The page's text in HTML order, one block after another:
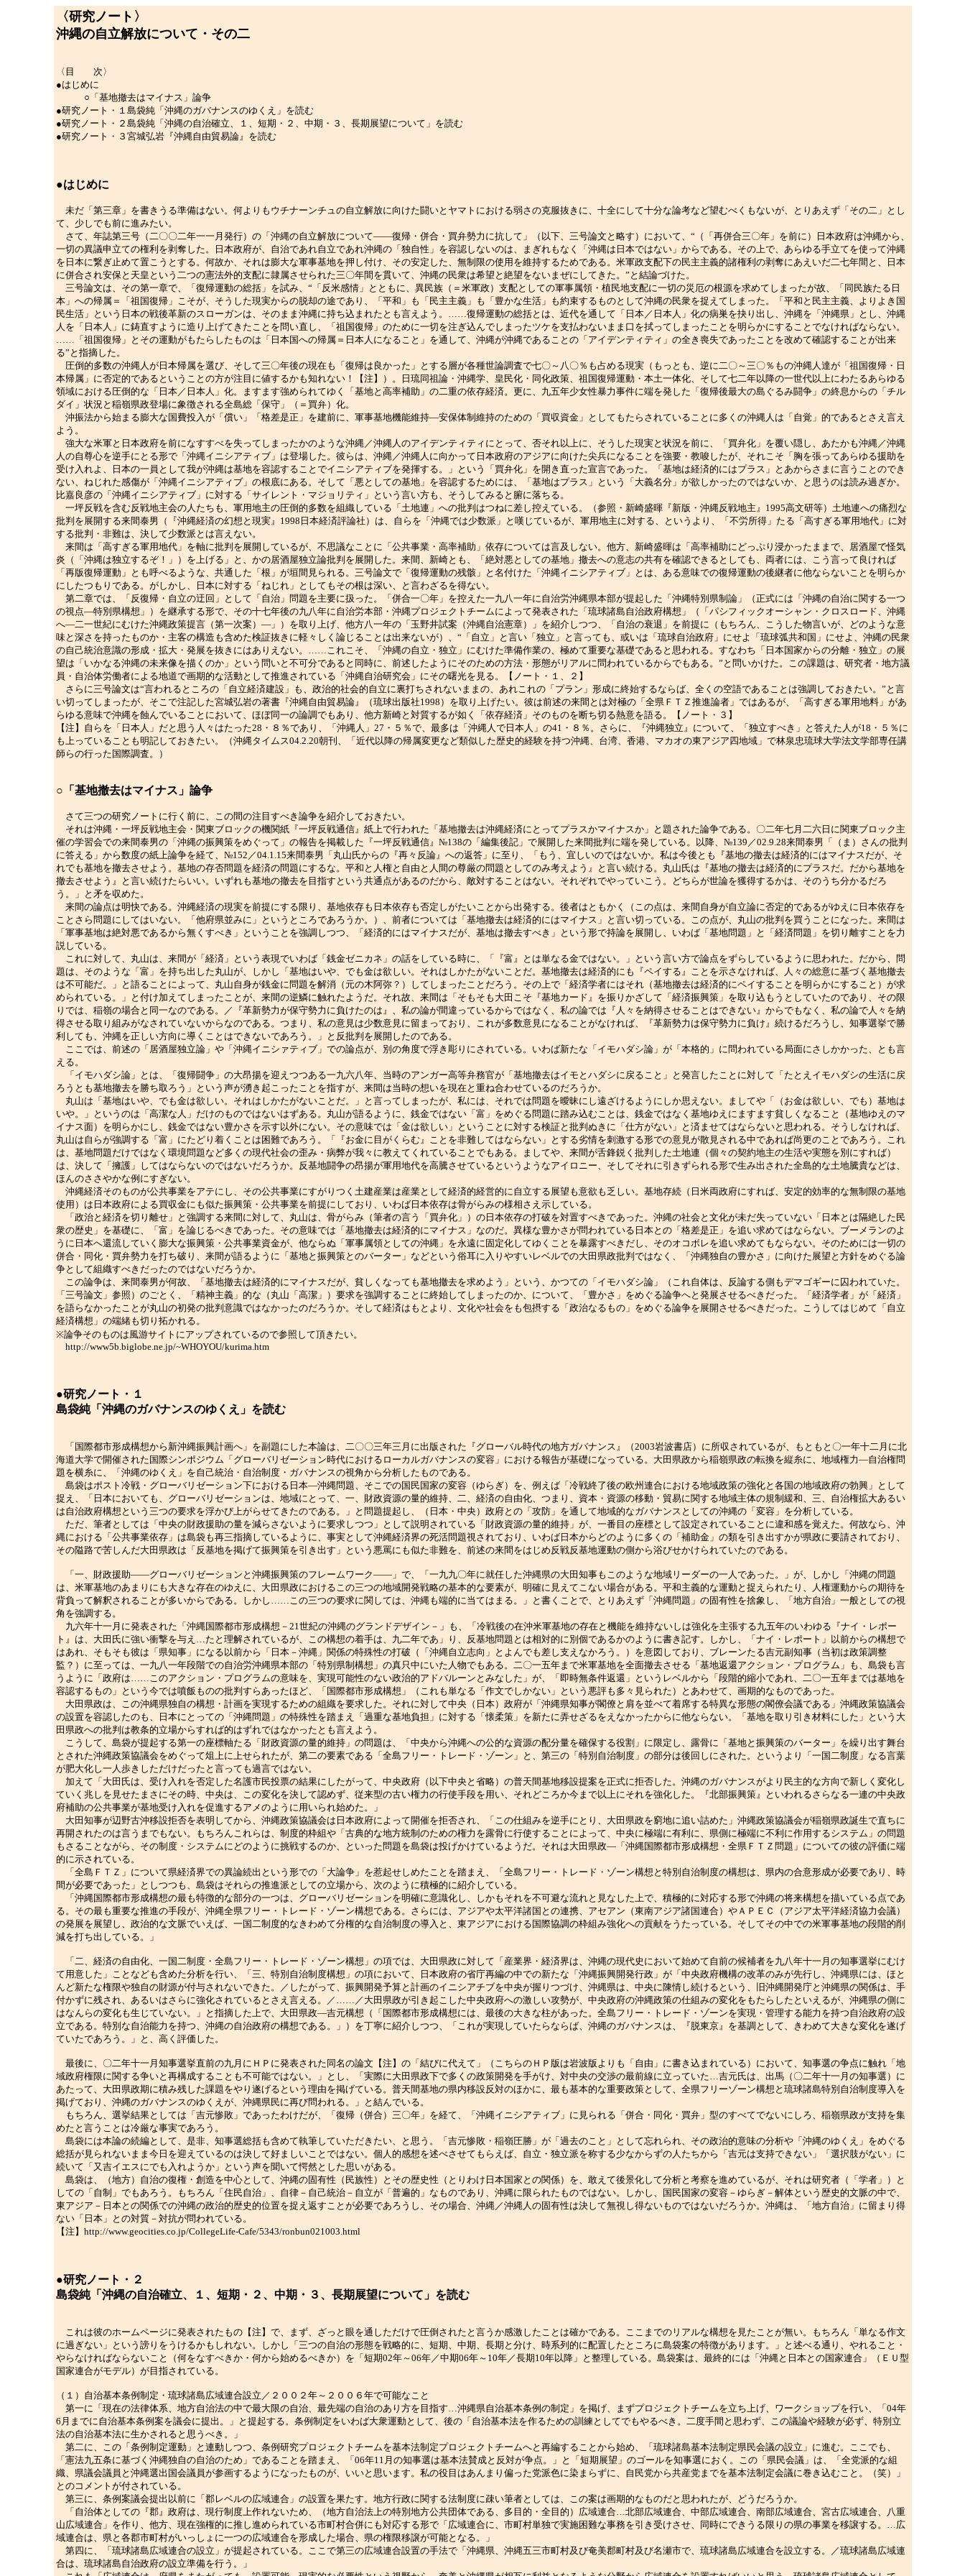
〈研究ノート〉
沖縄の自立解放について・その二
〈目 次〉
●はじめに
○「基地撤去はマイナス」論争
●研究ノート・１島袋純「沖縄のガバナンスのゆくえ」を読む
●研究ノート・２島袋純「沖縄の自治確立、１、短期・２、中期・３、長期展望について」を読む
●研究ノート・３宮城弘岩『沖縄自由貿易論』を読む
●はじめに
未だ「第三章」を書きうる準備はない。何よりもウチナーンチュの自立解放に向けた闘いとヤマトにおける弱さの克服抜きに、十全にして十分な論考など望むべくもないが、とりあえず「その二」とし
て、少しでも前に進みたい。
さて、年誌第三号（二〇〇二年一一月発行）の「沖縄の自立解放について――復帰・併合・買弁勢力に抗して」（以下、三号論文と略す）において、“（「再併合三〇年」を前に）日本政府は沖縄から、
一切の異議申立ての権利を剥奪した。日本政府が、自治であれ自立であれ沖縄の「独自性」を容認しないのは、まぎれもなく「沖縄は日本ではない」からである。その上で、あらゆる手立てを使って沖縄
を日本に繋ぎ止めて置こうとする。何故か、それは膨大な軍事基地を押し付け、その安定した、無制限の使用を維持するためである。米軍政支配下の民主主義的諸権利の剥奪にあえいだ二七年間と、日本
に併合され安保と天皇という二つの憲法外的支配に隷属させられた三〇年間を貫いて、沖縄の民衆は希望と絶望をないまぜにしてきた。”と結論づけた。
三号論文は、その第一章で、「復帰運動の総括」を試み、“「反米感情」とともに、異民族（＝米軍政）支配としての軍事属領・植民地支配に一切の災厄の根源を求めてしまったが故、「同民族たる日
本」への帰属＝「祖国復帰」こそが、そうした現実からの脱却の途であり、「平和」も「民主主義」も「豊かな生活」も約束するものとして沖縄の民衆を捉えてしまった。「平和と民主主義、よりよき国
民生活」という日本の戦後革新のスローガンは、そのまま沖縄に持ち込まれたとも言えよう。……復帰運動の総括とは、近代を通して「日本／日本人」化の病巣を抉り出し、沖縄を「沖縄県」とし、沖縄
人を「日本人」に鋳直すように造り上げてきたことを問い直し、「祖国復帰」のために一切を注ぎ込んでしまったツケを支払わないまま口を拭ってしまったことを明らかにすることでなければならない。
……「祖国復帰」とその運動がもたらしたものは「日本国への帰属＝日本人になること」を通して、沖縄が沖縄であることの「アイデンティティ」の全き喪失であったことを改めて確認することが出来
る”と指摘した。
圧倒的多数の沖縄人が日本帰属を選び、そして三〇年後の現在も「復帰は良かった」とする層が各種世論調査で七〇～八〇％も占める現実（もっとも、逆に二〇～三〇％もの沖縄人達が「祖国復帰・日
本帰属」に否定的であるということの方が注目に値するかも知れない！【注】）。日琉同祖論・沖縄学、皇民化・同化政策、祖国復帰運動・本土一体化、そして七二年以降の一世代以上にわたるあらゆる
領域における圧倒的な「日本／日本人」化。ますます強められてゆく「基地と高率補助」の二重の依存経済。更に、九五年少女性暴力事件に端を発した「復帰後最大の島ぐるみ闘争」の終息からの「チル
ダイ」状況と稲嶺県政登場に象徴される全島総「保守」（＝買弁）化。
沖振法から始まる膨大な国費投入が「償い」「格差是正」を建前に、軍事基地機能維持―安保体制維持のための「買収資金」としてもたらされていることに多くの沖縄人は「自覚」的であるとさえ言え
よう。
強大な米軍と日本政府を前になすすべを失ってしまったかのような沖縄／沖縄人のアイデンティティにとって、否それ以上に、そうした現実と状況を前に、「買弁化」を覆い隠し、あたかも沖縄／沖縄
人の自尊心を逆手にとる形で「沖縄イニシアティブ」は登場した。彼らは、沖縄／沖縄人に向かって日本政府のアジアに向けた尖兵になることを強要・教唆したが、それこそ「胸を張ってあらゆる援助を
受け入れよ、日本の一員として我が沖縄は基地を容認することでイニシアティブを発揮する。」という「買弁化」を開き直った宣言であった。「基地は経済的にはプラス」とあからさまに言うことのでき
ない、ねじれた感傷が「沖縄イニシアティブ」の根底にある。そして「悪としての基地」を容認するためには、「基地はプラス」という「大義名分」が欲しかったのではないか、と思うのは読み過ぎか。
比嘉良彦の「沖縄イニシアティブ」に対する「サイレント・マジョリティ」という言い方も、そうしてみると腑に落ちる。
一坪反戦を含む反戦地主会の人たちも、軍用地主の圧倒的多数を組織している「土地連」への批判はつねに差し控えている。（参照・新崎盛暉『新版・沖縄反戦地主』1995高文研等）土地連への痛烈な
批判を展開する来間泰男（『沖縄経済の幻想と現実』1998日本経済評論社）は、自らを「沖縄では少数派」と嘆じているが、軍用地主に対する、というより、「不労所得」たる「高すぎる軍用地代」に対
する批判・非難は、決して少数派とは言えない。
来間は「高すぎる軍用地代」を軸に批判を展開しているが、不思議なことに「公共事業・高率補助」依存については言及しない。他方、新崎盛暉は「高率補助にどっぷり浸かったままで、居酒屋で怪気
炎（「沖縄は独立するぞ！」）を上げる」と、かの居酒屋独立論批判を展開した。来間、新崎とも、「絶対悪としての基地」撤去への意志の共有を確認できるとしても、両者には、こう言って良ければ
「再版復帰運動」とも呼べるような、共通した「根」が垣間見られる。三号論文で「復帰運動の残骸」と名付けた「沖縄イニシアティブ」とは、ある意味での復帰運動の後継者に他ならないことを明らか
にしたつもりである。がしかし、日本に対する「ねじれ」としてもその根は深い、と言わざるを得ない。
第二章では、「反復帰・自立の迂回」として「自治」問題を主要に扱った。「併合一〇年」を控えた一九八一年に自治労沖縄県本部が提起した「沖縄特別県制論」（正式には「沖縄の自治に関する一つ
の視点―特別県構想」）を継承する形で、その十七年後の九八年に自治労本部・沖縄プロジェクトチームによって発表された「琉球諸島自治政府構想」（「パシフィックオーシャン・クロスロード、沖縄
へ―二一世紀にむけた沖縄政策提言（第一次案）―」）を取り上げ、他方八一年の「玉野井試案（沖縄自治憲章）」を紹介しつつ、「自治の衰退」を前提に（もちろん、こうした物言いが、どのような意
味と深さを持ったものか・主客の構造も含めた検証抜きに軽々しく論じることは出来ないが）、“「自立」と言い「独立」と言っても、或いは「琉球自治政府」にせよ「琉球弧共和国」にせよ、沖縄の民衆
の自己統治意識の形成・拡大・発展を抜きにはありえない。……これこそ、「沖縄の自立・独立」にむけた準備作業の、極めて重要な基礎であると思われる。すなわち「日本国家からの分離・独立」の展
望は「いかなる沖縄の未来像を描くのか」という問いと不可分であると同時に、前述したようにそのための方法・形態がリアルに問われているからでもある。”と問いかけた。この課題は、研究者・地方議
員・自治体労働者による地道で画期的な活動として推進されている「沖縄自治研究会」にその曙光を見る。【ノート・１、２】
さらに三号論文は“言われるところの「自立経済建設」も、政治的社会的自立に裏打ちされないままの、あれこれの「プラン」形成に終始するならば、全くの空語であることは強調しておきたい。”と言
い切ってしまったが、そこで注記した宮城弘岩の著書『沖縄自由貿易論』（琉球出版社1998）を取り上げたい。彼は前述の来間とは対極の「全県ＦＴＺ推進論者」ではあるが、「高すぎる軍用地料」があ
らゆる意味で沖縄を蝕んでいることにおいて、ほぼ同一の論調でもあり、他方新崎と対質するが如く「依存経済」そのものを断ち切る熱意を語る。【ノート・３】
【注】自らを「日本人」だと思う人々はたった28・８％であり、「沖縄人」27・５％で、最多は「沖縄人で日本人」の41・８％。さらに、『沖縄独立』について、「独立すべき」と答えた人が18・５％に
も上っていることも明記しておきたい。（沖縄タイムス04.2.20朝刊、「近代以降の帰属変更など類似した歴史的経験を持つ沖縄、台湾、香港、マカオの東アジア四地域」で林泉忠琉球大学法文学部専任講
師らの行った国際調査。）
○「基地撤去はマイナス」論争
さて三つの研究ノートに行く前に、この間の注目すべき論争を紹介しておきたい。
それは沖縄・一坪反戦地主会・関東ブロックの機関紙『一坪反戦通信』紙上で行われた「基地撤去は沖縄経済にとってプラスかマイナスか」と題された論争である。〇二年七月二六日に関東ブロック主
催の学習会での来間泰男の「沖縄の振興策をめぐって」の報告を掲載した『一坪反戦通信』№138の「編集後記」で展開した来間批判に端を発している。以降、№139／02.9.28来間泰男「（ま）さんの批判
に答える」から数度の紙上論争を経て、№152／04.1.15来間泰男「丸山氏からの『再々反論』への返答」に至り、「もう、宜しいのではないか。私は今後とも『基地の撤去は経済的にはマイナスだが、そ
れでも基地を撤去させよう。基地の存否問題を経済の問題にするな。平和と人権と自由と人間の尊厳の問題としてのみ考えよう』と言い続ける。丸山氏は『基地の撤去は経済的にプラスだ。だから基地を
撤去させよう』と言い続けたらいい。いずれも基地の撤去を目指すという共通点があるのだから、敵対することはない。それぞれでやっていこう。どちらが世論を獲得するかは、そのうち分かるだろ
う。」と矛を収めた。
来間の論点は明快である。沖縄経済の現実を前提にする限り、基地依存も日本依存も否定しがたいことから出発する。後者はともかく（この点は、来間自身が自立論に否定的であるがゆえに日本依存を
ことさら問題にしてはいない。「他府県並みに」というところであろうか。）、前者については「基地撤去は経済的にはマイナス」と言い切っている。この点が、丸山の批判を買うことになった。来間は
「軍事基地は絶対悪であるから無くすべき」ということを強調しつつ、「経済的にはマイナスだが、基地は撤去すべき」という形で持論を展開し、いわば「基地問題」と「経済問題」を切り離すことを力
説している。
これに対して、丸山は、来間が「経済」という表現でいわば「銭金ゼニカネ」の話をしている時に、「『富』とは単なる金ではない。」という言い方で論点をずらしているように思われた。だから、問
題は、そのような「富」を持ち出した丸山が、しかし「基地はいや、でも金は欲しい。それはしかたがないことだ。基地撤去は経済的にも『ペイする』ことを示さなければ、人々の総意に基づく基地撤去
は不可能だ。」と語ることによって、丸山自身が銭金に問題を解消（元の木阿弥？）してしまったことだろう。その上で「経済学者にはそれ（基地撤去は経済的にペイすることを明らかにすること）が求
められている。」と付け加えてしまったことが、来間の逆鱗に触れたようだ。それ故、来間は「そもそも大田こそ『基地カード』を振りかざして「経済振興策」を取り込もうとしていたのであり、その限
りでは、稲嶺の場合と同一なのである。／『革新勢力が保守勢力に負けたのは』、私の論が間違っているからではなく、私の論では『人々を納得させることはできない』からでもなく、私の論で人々を納
得させる取り組みがなされていないからなのである。つまり、私の意見は少数意見に留まっており、これが多数意見になることがなければ、『革新勢力は保守勢力に負け』続けるだろうし、知事選挙で勝
利しても、沖縄を正しい方向に導くことはできないであろう。」と反批判を展開したのである。
ここでは、前述の「居酒屋独立論」や「沖縄イニシァティブ」での論点が、別の角度で浮き彫りにされている。いわば新たな「イモハダシ論」が「本格的」に問われている局面にさしかかった、とも言
える。
「イモハダシ論」とは、「復帰闘争」の大昂揚を迎えつつある一九六八年、当時のアンガー高等弁務官が「基地撤去はイモとハダシに戻ること」と発言したことに対して「たとえイモハダシの生活に戻
ろうとも基地撤去を勝ち取ろう」という声が湧き起こったことを指すが、来間は当時の想いを現在と重ね合わせているのだろうか。
丸山は「基地はいや、でも金は欲しい。それはしかたがないことだ。」と言ってしまったが、私には、それでは問題を曖昧にし遠ざけるようにしか思えない。ましてや「（お金は欲しい、でも）基地は
いや。」というのは「高潔な人」だけのものではないはずある。丸山が語るように、銭金ではない「富」をめぐる問題に踏み込むことは、銭金ではなく基地ゆえにますます貧しくなること（基地ゆえのマ
イナス面）を明らかにし、銭金ではない豊かさを示す以外にない。その意味では「金は欲しい」ということに対する検証と批判ぬきに「仕方がない」と済ませてはならないと思われる。そうしなければ、
丸山は自らが強調する「富」にたどり着くことは困難であろう。「『お金に目がくらむ』ことを非難してはならない」とする劣情を刺激する形での意見が散見される中であれば尚更のことであろう。これ
は、基地問題だけではなく環境問題など多くの現代社会の歪み・病弊が我々に教えてくれていることでもある。ましてや、来間が舌鋒鋭く批判した土地連（個々の契約地主の生活や実態を別にすれば）
は、決して「擁護」してはならないのではないだろうか。反基地闘争の昂揚が軍用地代を高騰させているというようなアイロニー、そしてそれに引きずられる形で生み出された全島的な土地騰貴などは、
ほんのささやかな例にすぎない。
沖縄経済そのものが公共事業をアテにし、その公共事業にすがりつく土建産業は産業として経済的経営的に自立する展望も意欲も乏しい。基地存続（日米両政府にすれば、安定的効率的な無制限の基地
使用）は日本政府による買収金にも似た振興策・公共事業を前提にしており、いわば日本依存は骨がらみの様相さえ示している。
「政治と経済を切り離せ」と強調する来間に対して、丸山は、骨がらみ（筆者の言う「買弁化」）の日本依存の打破を対置すべきであった。沖縄の社会と文化が未だ失っていない「日本とは隔絶した民
衆の歴史」を基礎に、「富」を論じるべきであった。その意味では「基地撤去は経済的にマイナス」なのだ。異様な豊かさが問われている日本との「格差是正」を追い求めてはならない。ブーメランのよ
うに日本へ還流していく膨大な振興策・公共事業資金が、他ならぬ「軍事属領としての沖縄」を永遠に固定化してゆくことを暴露すべきだし、そのオコボレを追い求めてもならない。そのためには一切の
併合・同化・買弁勢力を打ち破り、来間が語るように「基地と振興策とのバーター」などという俗耳に入りやすいレベルでの大田県政批判ではなく、「沖縄独自の豊かさ」に向けた展望と方針をめぐる論
争として組織すべきだったのではないだろうか。
この論争は、来間泰男が何故、「基地撤去は経済的にマイナスだが、貧しくなっても基地撤去を求めよう」という、かつての「イモハダシ論」（これ自体は、反論する側もデマゴギーに囚われていた。
「三号論文」参照）のごとく、「精神主義」的な（丸山「高潔」）要求を強調することに終始してしまったのか、について、「豊かさ」をめぐる論争へと発展させるべきだった。「経済学者」が「経済」
を語らなかったことが丸山の初発の批判意識ではなかったのだろうか。そして経済はもとより、文化や社会をも包摂する「政治なるもの」をめぐる論争を展開させるべきだった。こうしてはじめて「自立
経済構想」の端緒も切り拓かれる。
※論争そのものは風游サイトにアップされているので参照して頂きたい。
http://www5b.biglobe.ne.jp/~WHOYOU/kurima.htm
●研究ノート・１
島袋純「沖縄のガバナンスのゆくえ」を読む
「国際都市形成構想から新沖縄振興計画へ」を副題にした本論は、二〇〇三年三月に出版された『グローバル時代の地方ガバナンス』（2003岩波書店）に所収されているが、もともと〇一年十二月に北
海道大学で開催された国際シンポジウム「グローバリゼーション時代におけるローカルガバナンスの変容」における報告が基礎になっている。大田県政から稲嶺県政の転換を縦糸に、地域権力―自治権問
題を横糸に、「沖縄のゆくえ」を自己統治・自治制度・ガバナンスの視角から分析したものである。
島袋はポスト冷戦・グローバリゼーション下における日本―沖縄問題、そこでの国民国家の変容（ゆらぎ）を、例えば「冷戦終了後の欧州連合における地域政策の強化と各国の地域政府の勃興」として
捉え、「日本においても、グローバリゼーションは、地域にとって、一、財政資源の量的維持、二、経済の自由化、つまり、資本・資源の移動・貿易に関する地域主体の規制緩和、三、自治権拡大あるい
は自治政府構想という三つの要求を浮かび上がらせてきたのである。」と問題提起し、（日本・中央）政府との「攻防」を通して地域的なガバナンスとしての沖縄の「変容」を分析している。
ただ、筆者としては「中央の財政援助の量を減らさないように要求しつつ」として説明されている「財政資源の量的維持」が、一番目の座標として設定されていることに違和感を覚えた。何故なら、沖
縄における「公共事業依存」は島袋も再三指摘しているように、事実として沖縄経済界の死活問題視されており、いわば日本からどのように多くの「補助金」の類を引き出すかが県政に要請されており、
その隘路で苦しんだ大田県政は「反基地を掲げて振興策を引き出す」という悪罵にも似た非難を、前述の来間をはじめ反戦反基地運動の側から浴びせかけられていたのである。
「一、財政援助――グローバリゼーションと沖縄振興策のフレームワーク――」で、「一九九〇年に就任した沖縄県の大田知事もこのような地域リーダーの一人であった。」が、しかし「沖縄の問題
は、米軍基地のあまりにも大きな存在のゆえに、大田県政におけるこの三つの地域開発戦略の基本的な要素が、明確に見えてこない場合がある。平和主義的な運動と捉えられたり、人権運動からの期待を
背負って解釈されることが多いからである。しかし……この三つの要求に関しては、沖縄も端的に当てはまる。」と書くことで、とりあえず「沖縄問題」の固有性を捨象し、「地方自治」一般としての視
角を強調する。
九六年十一月に発表された「沖縄国際都市形成構想－21世紀の沖縄のグランドデザイン－」も、「冷戦後の在沖米軍基地の存在と機能を維持ないしは強化を主張する九五年のいわゆる『ナイ・レポー
ト』は、大田氏に強い衝撃を与え…たと理解されているが、この構想の着手は、九二年であ」り、反基地問題とは相対的に別個であるかのように書き記す。しかし、「ナイ・レポート」以前からの構想で
はあれ、そもそも彼は「県知事」になる以前から「日本－沖縄」関係の特殊性の打破（「沖縄自立志向」とよんでも差し支えなかろう。）を意図しており、ブレーンたる吉元副知事（当初は政策調整
監？）に至っては、一九八一年段階での自治労沖縄県本部の「特別県制構想」の真只中にいた人物でもある。二〇一五年まで米軍基地を全面撤去させる「基地返還アクション・プログラム」も、島袋も言
うように「政府は……このアクション・プログラムの意味を、実現可能性のない政治的アドバルーンとみなした」が、「即時無条件返還」というレベルから「段階的縮小であれ、二〇一五年までは基地を
容認するもの」という今では噴飯ものの批判すらあったほど、「国際都市形成構想」（これも単なる「作文でしかない」という悪評も多々見られた）とあわせて、画期的なものであった。
大田県政は、この沖縄県独自の構想・計画を実現するための組織を要求した。それに対して中央（日本）政府が「沖縄県知事が閣僚と肩を並べて着席する特異な形態の閣僚会議である」沖縄政策協議会
の設置を容認したのも、日本にとっての「沖縄問題」の特殊性を踏まえ「過重な基地負担」に対する「懐柔策」を新たに弄せざるをえなかったからに他ならない。「基地を取り引き材料にした」という大
田県政への批判は教条的立場からすれば的はずれではなかったとも言えよう。
こうして、島袋が提起する第一の座標軸たる「財政資源の量的維持」の問題は、「中央から沖縄への公的な資源の配分量を確保する役割」に限定し、露骨に「基地と振興策のバーター」を繰り出す舞台
とされた沖縄政策協議会をめぐって俎上に上せられたが、第二の要素である「全島フリー・トレード・ゾーン」と、第三の「特別自治制度」の部分は後回しにされた。というより「一国二制度」なる言葉
が肥大化し一人歩きしただけだったと言っても過言ではない。
加えて「大田氏は、受け入れを否定した名護市民投票の結果にしたがって、中央政府（以下中央と省略）の普天間基地移設提案を正式に拒否した。沖縄のガバナンスがより民主的な方向で新しく変化し
ていく兆しを見せたまさにその時、中央は、この変化を決して認めず、従来型の古い権力の行使手段を用い、それどころか今まで以上にそれを強化した。『北部振興策』といわれるさらなる一連の中央政
府補助の公共事業が基地受け入れを促進するアメのように用いられ始めた。」
大田知事が辺野古沖移設拒否を表明してから、沖縄政策協議会は日本政府によって開催を拒否され、「この仕組みを逆手にとり、大田県政を窮地に追い詰めた」沖縄政策協議会が稲嶺県政誕生で直ちに
再開されたのは言うまでもない。もちろんこれらは、制度的枠組や「古典的な地方統制のための権力を露骨に行使することによって、中央に極端に有利に、県側に極端に不利に作用するシステム」の問題
もさることながら、その制度・システムにどのように挑戦するのか、といった問題を島袋は投げかけているようだ。それは大田県政―「沖縄国際都市形成構想・全県ＦＴＺ問題」についての彼の評価に端
的に示されている。
「全島ＦＴＺ」について県経済界での異論続出という形での「大論争」を惹起せしめたことを踏まえ、「全島フリー・トレード・ゾーン構想と特別自治制度の構想は、県内の合意形成が必要であり、時
間が必要であった」としつつも、島袋はそれらの推進派としての立場から、次のように積極的に紹介している。
「沖縄国際都市形成構想の最も特徴的な部分の一つは、グローバリゼーションを明確に意識化し、しかもそれを不可避な流れと見なした上で、積極的に対応する形で沖縄の将来構想を描いている点であ
る。その最も重要な推進の手段が、沖縄全県フリー・トレード・ゾーン構想である。さらには、アジアや太平洋諸国との連携、アセアン（東南アジア諸国連合）やＡＰＥＣ（アジア太平洋経済協力会議）
の発展を展望し、政治的な文脈でいえば、一国二制度的なきわめて分権的な自治制度の導入と、東アジアにおける国際協調の枠組み強化への貢献をうたっている。そしてその中での米軍事基地の段階的削
減を打ち出している。」
「二、経済の自由化、一国二制度・全島フリー・トレード・ゾーン構想」の項では、大田県政に対して「産業界・経済界は、沖縄の現代史において始めて自前の候補者を九八年十一月の知事選挙にむけ
て用意した」ことなども含めた分析を行い、「三、特別自治制度構想」の項において、日本政府の省庁再編の中での新たな「沖縄振興開発行政」が「中央政府機構の改革のみが先行し、沖縄県には、ほと
んど新たな権限や独自の財源が付与されないできた。／したがって、振興開発予算と計画のイニシアチブを中央が握りつづけ、沖縄県は、中央に陳情し続けるという、旧沖縄開発庁と沖縄県の関係は、手
付かずに残され、あるいはさらに強化されているとさえ言える。／……／大田県政が引き起こした中央政府への激しい攻勢が、中央政府の沖縄政策の仕組みの変化をもたらしたといえるが、沖縄県の側に
はなんらの変化も生じていない。」と指摘した上で、大田県政―吉元構想（「国際都市形成構想には、最後の大きな柱があった。全島フリー・トレード・ゾーンを実現・管理する能力を持つ自治政府の設
立である。特別な自治能力を持つ、沖縄の自治政府の構想である。」）を丁寧に紹介しつつ、「これが実現していたらならば、沖縄のガバナンスは、『脱東京』を基調として、きわめて大きな変化を遂げ
ていたであろう。」と、高く評価した。
最後に、〇二年十一月知事選挙直前の九月にＨＰに発表された同名の論文【注】の「結びに代えて」（こちらのＨＰ版は岩波版よりも「自由」に書き込まれている）において、知事選の争点に触れ「地
域政府権限に関する争いと再構成することも不可能ではない。」とし、「実際に大田県政下で多くの政策開発を手がけ、対中央の交渉の最前線に立っていた…吉元氏は、出馬（〇二年十一月の知事選）に
あたって、大田県政期に積み残した課題をやり遂げるという理由を掲げている。普天間基地の県内移設反対のほかに、最も基本的な重要政策として、全県フリーゾーン構想と琉球諸島特別自治制度導入を
掲げており、沖縄のガバナンスのゆくえが、沖縄県民に再び問われる。」と結んでいる。
もちろん、選挙結果としては「吉元惨敗」であったわけだが、「復帰（併合）三〇年」を経て、「沖縄イニシアティブ」に見られる「併合・同化・買弁」型のすべてでないにしろ、稲嶺県政が支持を集
めたと言うことは冷厳な事実であろう。
島袋には本論の続編として、是非、知事選総括も含めて執筆していただきたい、と思う。「吉元惨敗・稲嶺圧勝」が「過去のこと」として忘れられ、その政治的意味の分析や「沖縄のゆくえ」をめぐる
総括が見られないまま今日を迎えているのは決して好ましいことではない。個人的感想を述べさせてもらえば、自立・独立派を称する少なからずの人たちから「吉元は支持できない」「選択肢がない」に
続いて「又吉イエスにでも入れようか」という声を聞いて愕然とした思いがある。
島袋は、（地方）自治の復権・創造を中心として、沖縄の固有性（民族性）とその歴史性（とりわけ日本国家との関係）を、敢えて後景化して分析と考察を進めているが、それは研究者（「学者」）と
しての「自制」でもあろう。もちろん「住民自治」、自律－自己統治－自立が「普遍的」なものであり、沖縄に限られたものではない。しかし、国民国家の変容－ゆらぎ－解体という歴史的文脈の中で、
東アジア－日本との関係での沖縄の政治的歴史的位置を捉え返すことが必要であろうし、その場合、沖縄／沖縄人の固有性は決して無視し得ないものではないだろうか。沖縄は、「地方自治」に留まり得
ない「日本」との対質－対抗が問われている。
【注】http://www.geocities.co.jp/CollegeLife-Cafe/5343/ronbun021003.html
●研究ノート・２
島袋純「沖縄の自治確立、１、短期・２、中期・３、長期展望について」を読む
これは彼のホームページに発表されたもの【注】で、まず、ざっと眼を通しただけで圧倒されたと言うか感激したことは確かである。ここまでのリアルな構想を見たことが無い。もちろん「単なる作文
に過ぎない」という謗りをうけるかもしれない。しかし「三つの自治の形態を戦略的に、短期、中期、長期と分け、時系列的に配置したところに島袋案の特徴があります。」と述べる通り、やれること・
やらなければならないこと（何をなすべきか・何から始めるべきか）を「短期02年～06年／中期06年～10年／長期10年以降」と整理している。島袋案は、最終的には「沖縄と日本との国家連合」（ＥＵ型
国家連合がモデル）が目指されている。
（１）自治基本条例制定・琉球諸島広域連合設立／２００２年～２００６年で可能なこと
第一に「現在の法律体系、地方自治法の中で最大限の自治、最先端の自治のあり方を目指す…沖縄県自治基本条例の制定」を掲げ、まずプロジェクトチームを立ち上げ、ワークショップを行い、「04年
6月までに自治基本条例案を議会に提出。」と提起する。条例制定をいわば大衆運動として、後の「自治基本法を作るための訓練としてでもやるべき。二度手間と思わず、この議論や経験が必ず、特別立
法の自治基本法に生かされると思うべき。」
第二に、この「条例制定運動」と連動しつつ、条例研究プロジェクトチームを基本法制定プロジェクトチームへと再編することから始め、「琉球諸島基本法制定県民会議の設立」に進む。ここでも、
「憲法九五条に基づく沖縄独自の自治のため」であることを踏まえ、「06年11月の知事選は基本法賛成と反対が争点。」と「短期展望」のゴールを知事選におく。この「県民会議」は、「全党派的な組
織、県議会議員と沖縄選出国会議員が参画するようになったものが、いいと思います。私の役目はあんまり偏った党派色に染まらずに、自民党から共産党までを基本法制定会議に巻き込むこと。（笑）」
とのコメントが付されている。
第三に、条例案議会提出以前に「郡レベルの広域連合」の設置を果たす。地方行政に関する法制度に疎い筆者としては、この案は画期的なものだと思われたが、どうだろうか。
「自治体としての『郡』政府は、現行制度上作れないため、（地方自治法上の特別地方公共団体である、多目的・全目的）広域連合…北部広域連合、中部広域連合、南部広域連合、宮古広域連合、八重
山広域連合」を作り、他方、現在強権的に推し進められている市町村合併にも対応する形で「広域連合に、市町村単独で実施困難な事務を引き受けさせ、同時にできうる限りの県の事業を移譲する。…広
域連合は、県と各郡市町村がいっしょに一つの広域連合を形成した場合、県の権限移譲が可能となる。」
第四に、「琉球諸島広域連合の設立」が提起されている。ここで第三の広域連合設置の手法で「沖縄県、沖縄五三市町村及び奄美郡町村及び名瀬市で、琉球諸島広域連合を設立する。／琉球諸島広域連
合は、琉球諸島自治政府の設立準備を行う。」